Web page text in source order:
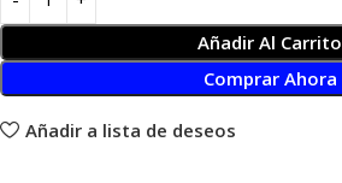
Añadir Al Carrito
Comprar Ahora
Añadir a lista de deseos